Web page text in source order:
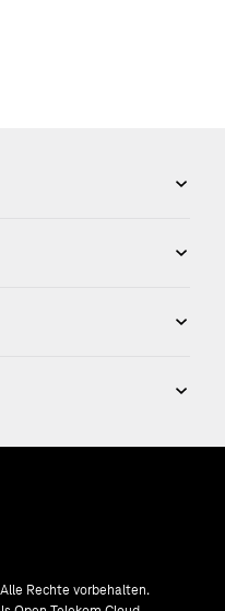
Rechte vorbehalten.